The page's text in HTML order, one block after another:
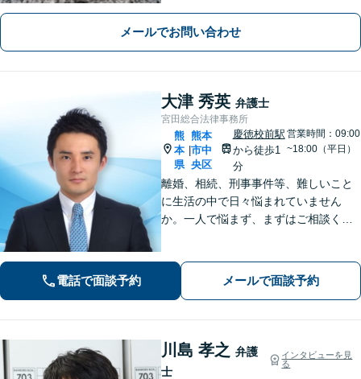
間面談可】
メールでお問い合わせ
大津 秀英 弁護士
宮田総合法律事務所
熊
本
県
熊本
市中
央区
慶徳校前駅
から徒歩1
分
営業時間：09:00
~18:00（平日）
離婚、相続、刑事事件等、難しいこと
に生活の中で日々悩まれていません
か。一人で悩まず、まずはご相談くだ
か、解決できるとしてどういった解決
策があるかご提案します。
電話で面談予約 メールで面談予約
川島 孝之 弁護
士
インタビューを見
る